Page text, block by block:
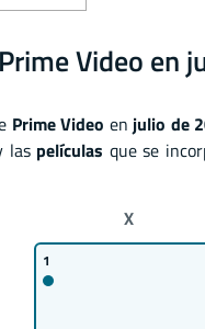
Video en
Prime Video en julio de
las películas que se
X
1